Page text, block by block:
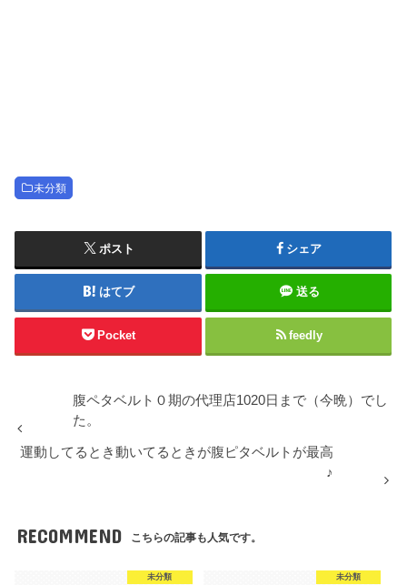
未分類
ポスト シェア
はてブ 送る
Pocket feedly
腹ペタベルト０期の代理店1020日まで（今晩）でし
た。
運動してるとき動いてるときが腹ピタベルトが最高
♪
RECOMMEND こちらの記事も人気です。
未分類 未分類